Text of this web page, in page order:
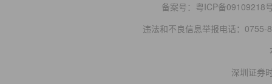
备案号： 粤ICP备09109218
违法和不良信息举报电话：0755-
深圳证券